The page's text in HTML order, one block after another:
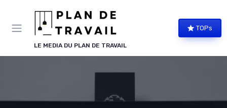
LE MEDIA DU PLAN DE TRAVAIL
TOPs